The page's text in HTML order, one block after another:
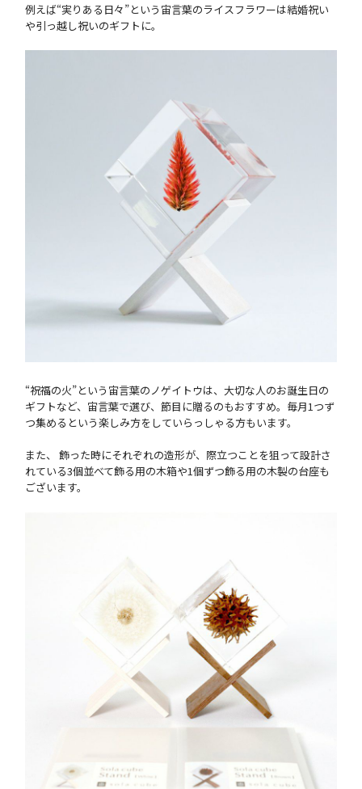
例えば“実りある日々”という宙言葉のライスフラワーは結婚祝い
や引っ越し祝いのギフトに。
“祝福の火”という宙言葉のノゲイトウは、大切な人のお誕生日の
ギフトなど、宙言葉で選び、節目に贈るのもおすすめ。毎月1つず
つ集めるという楽しみ方をしていらっしゃる方もいます。
また、 飾った時にそれぞれの造形が、際立つことを狙って設計さ
れている3個並べて飾る用の木箱や1個ずつ飾る用の木製の台座も
ございます。